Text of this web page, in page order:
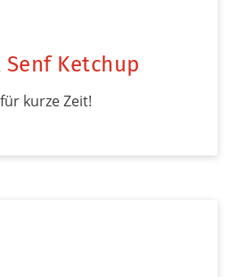
Ketchup
kurze Zeit!